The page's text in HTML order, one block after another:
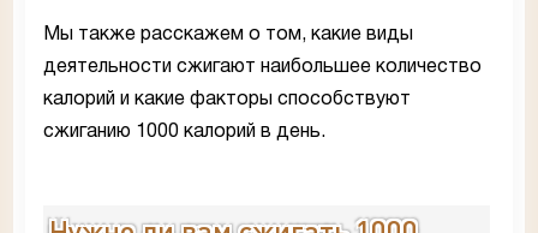
Мы также расскажем о том, какие виды
деятельности сжигают наибольшее количество
калорий и какие факторы способствуют
сжиганию 1000 калорий в день.